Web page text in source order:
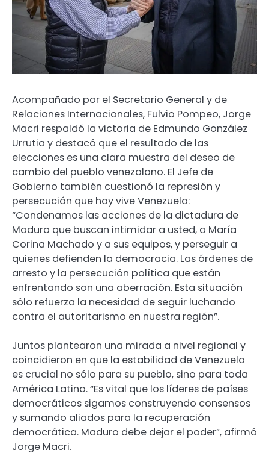
Acompañado por el Secretario General y de
Relaciones Internacionales, Fulvio Pompeo, Jorge
Macri respaldó la victoria de Edmundo González
Urrutia y destacó que el resultado de las
elecciones es una clara muestra del deseo de
cambio del pueblo venezolano. El Jefe de
Gobierno también cuestionó la represión y
persecución que hoy vive Venezuela:
“Condenamos las acciones de la dictadura de
Maduro que buscan intimidar a usted, a María
Corina Machado y a sus equipos, y perseguir a
quienes defienden la democracia. Las órdenes de
arresto y la persecución política que están
enfrentando son una aberración. Esta situación
sólo refuerza la necesidad de seguir luchando
contra el autoritarismo en nuestra región”.
Juntos plantearon una mirada a nivel regional y
coincidieron en que la estabilidad de Venezuela
es crucial no sólo para su pueblo, sino para toda
América Latina. “Es vital que los líderes de países
democráticos sigamos construyendo consensos
y sumando aliados para la recuperación
democrática. Maduro debe dejar el poder”, afirmó
Jorge Macri.